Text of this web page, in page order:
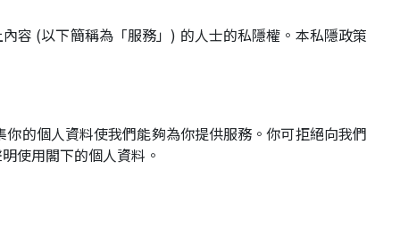
容 (以下簡稱為「服務」) 的人士的私隱權。本私隱政策
的個人資料使我們能夠為你提供服務。你可拒絕向我們
使用閣下的個人資料。